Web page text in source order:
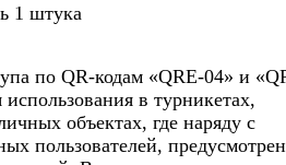
1 штука
по QR-кодам «QRE-04» и
в турникетах,
объектах, где наряду с
пользователей, предусмотрен